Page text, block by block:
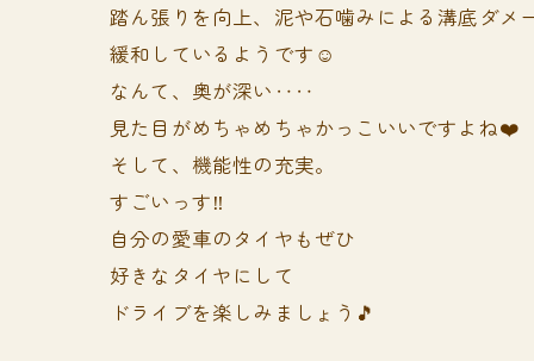
踏ん張りを向上、泥や石噛みによる溝底ダメ
緩和しているようです☺️
なんて、奥が深い‥‥
見た目がめちゃめちゃかっこいいですよね❤️
そして、機能性の充実。
すごいっす‼️
自分の愛車のタイヤもぜひ
好きなタイヤにして
ドライブを楽しみましょう🎵